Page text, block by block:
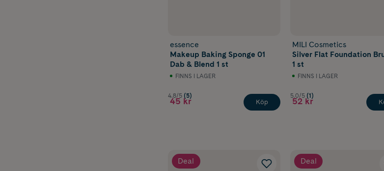
essence
Makeup Baking Sponge 01
Dab & Blend 1 st
FINNS I LAGER
4.8/5 (5)
45 kr Köp
MILI Cosmetics
Silver Flat Foundation
1 st
FINNS I LAGER
5.0/5 (1)
52 kr
Deal Deal